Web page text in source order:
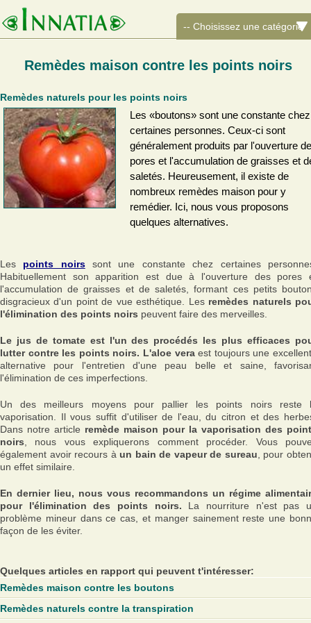
Remèdes maison contre les points noirs
Remèdes naturels pour les points noirs
Les «boutons» sont une constante chez
certaines personnes. Ceux-ci sont
généralement produits par l'ouverture
pores et l'accumulation de graisses et
saletés. Heureusement, il existe de
nombreux remèdes maison pour y
remédier. Ici, nous vous proposons
quelques alternatives.
Les points noirssont une constante chez certaines
Habituellement son apparition est due à l'ouverture des pores
l'accumulation de graisses et de saletés, formant ces petits
disgracieux d'un point de vue esthétique. Les remèdes naturels
l'élimination des points noirs peuvent faire des merveilles.
Le jus de tomate est l'un des procédés les plus efficaces
lutter contre les points noirs. L'aloe veraest toujours une
alternative pour l'entretien d'une peau belle et saine,
l'élimination de ces imperfections.
Un des meilleurs moyens pour pallier les points noirs reste
vaporisation. Il vous suffit d'utiliser de l'eau, du citron et des
Dans notre article remède maison pour la vaporisation des
noirs , nous vous expliquerons comment procéder. Vous
également avoir recours à un bain de vapeur de sureau , pour
un effet similaire.
En dernier lieu, nous vous recommandons un régime
pour l'élimination des points noirs. La nourriture n'est pas
problème mineur dans ce cas, et manger sainement reste une
façon de les éviter.
Quelques articles en rapport qui peuvent t'intéresser:
Remèdes maison contre les boutons
Remèdes naturels contre la transpiration